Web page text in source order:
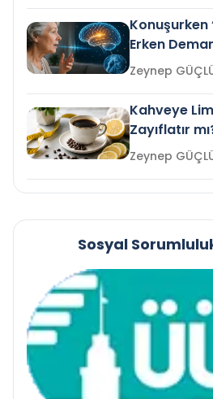
Konuşurken
Erken
mi?
Zeynep
Kahveye
Zayıflatır
Zeynep
Sosyal